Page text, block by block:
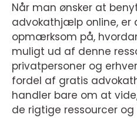
Når man ønsker at
advokathjælp online,
opmærksom på,
muligt ud af denne
privatpersoner og
fordel af gratis
handler bare om at
de rigtige ressourcer